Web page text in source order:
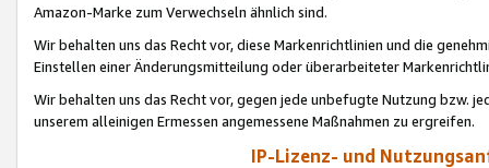
Amazon-Marke zum Verwechseln ähnlich sind.
Wir behalten uns das Recht vor, diese Markenrichtlinien und die
Einstellen einer Änderungsmitteilung oder überarbeiteter
Wir behalten uns das Recht vor, gegen jede unbefugte Nutzung bzw.
unserem alleinigen Ermessen angemessene Maßnahmen zu ergreifen.
IP-Lizenz- und